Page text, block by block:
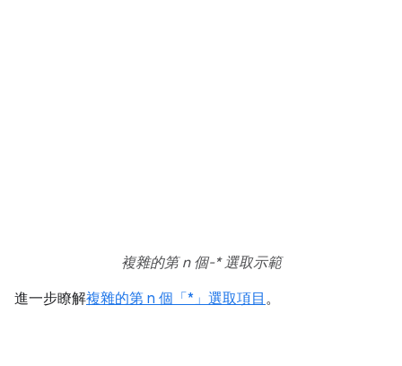
複雜的第 n 個-* 選取示範
進一步瞭解複雜的第 n 個「*」選取項目 。